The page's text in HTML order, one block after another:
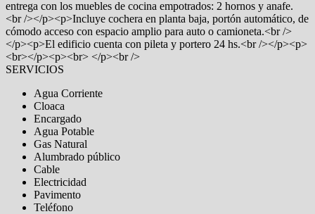
entrega con los muebles de cocina empotrados: 2 hornos y anafe.
<br /></p><p>Incluye cochera en planta baja, portón automático, de
cómodo acceso con espacio amplio para auto o camioneta.<br />
</p><p>El edificio cuenta con pileta y portero 24 hs.<br /></p><p>
<br></p><p><br> </p><br />
SERVICIOS
Agua Corriente
Cloaca
Encargado
Agua Potable
Gas Natural
Alumbrado público
Cable
Electricidad
Pavimento
Teléfono